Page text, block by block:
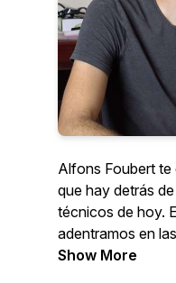
Alfons Foubert te
que hay detrás
técnicos de hoy.
adentramos en
fracasos a los
Show More